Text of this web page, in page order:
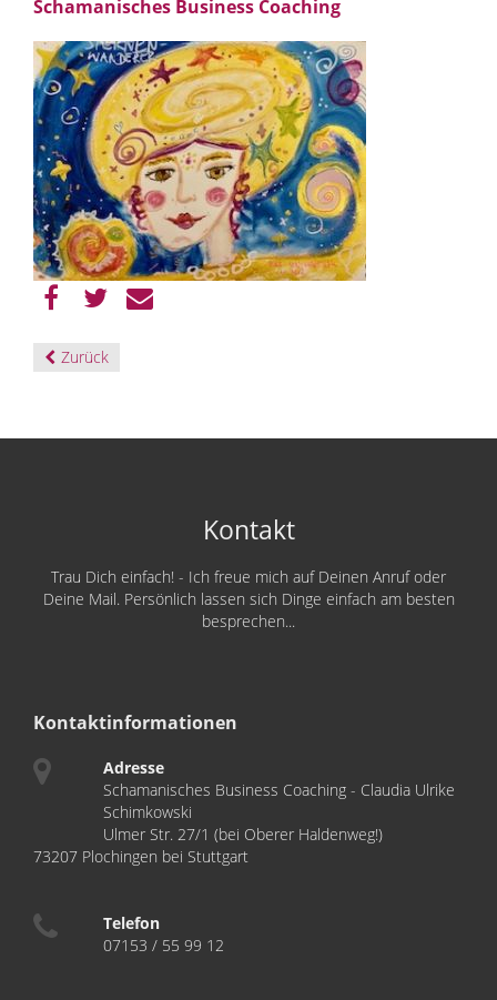
Schamanisches Business Coaching
Zurück
Kontakt
Trau Dich einfach! - Ich freue mich auf Deinen Anruf oder
Deine Mail. Persönlich lassen sich Dinge einfach am besten
besprechen...
Kontaktinformationen
Adresse
Schamanisches Business Coaching - Claudia Ulrike
Schimkowski
Ulmer Str. 27/1 (bei Oberer Haldenweg!)
73207 Plochingen bei Stuttgart
Telefon
07153 / 55 99 12